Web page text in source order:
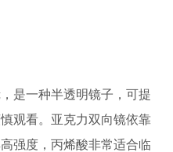
是一种半透明镜子，可提
观看。亚克力双向镜依靠
强度，丙烯酸非常适合临